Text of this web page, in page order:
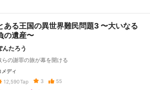
ある王国の異世界難民問題3 〜大いなる
の遺産〜
んたろう
らの謝罪の旅が幕を開ける
メディ
12,590Tap 3
55